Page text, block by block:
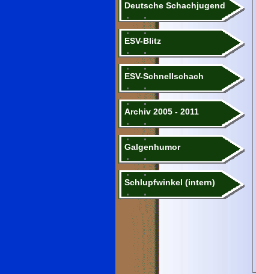
Deutsche Schachjugend
ESV-Blitz
ESV-Schnellschach
Archiv 2005 - 2011
Galgenhumor
Schlupfwinkel (intern)